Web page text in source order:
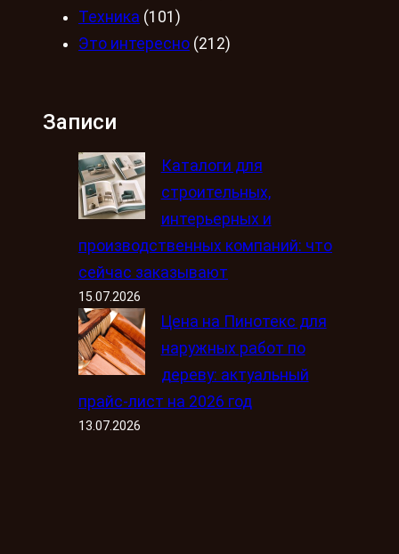
Техника (101)
Это интересно (212)
Записи
Каталоги для
строительных,
интерьерных и
производственных компаний: что
сейчас заказывают
15.07.2026
Цена на Пинотекс для
наружных работ по
дереву: актуальный
прайс-лист на 2026 год
13.07.2026